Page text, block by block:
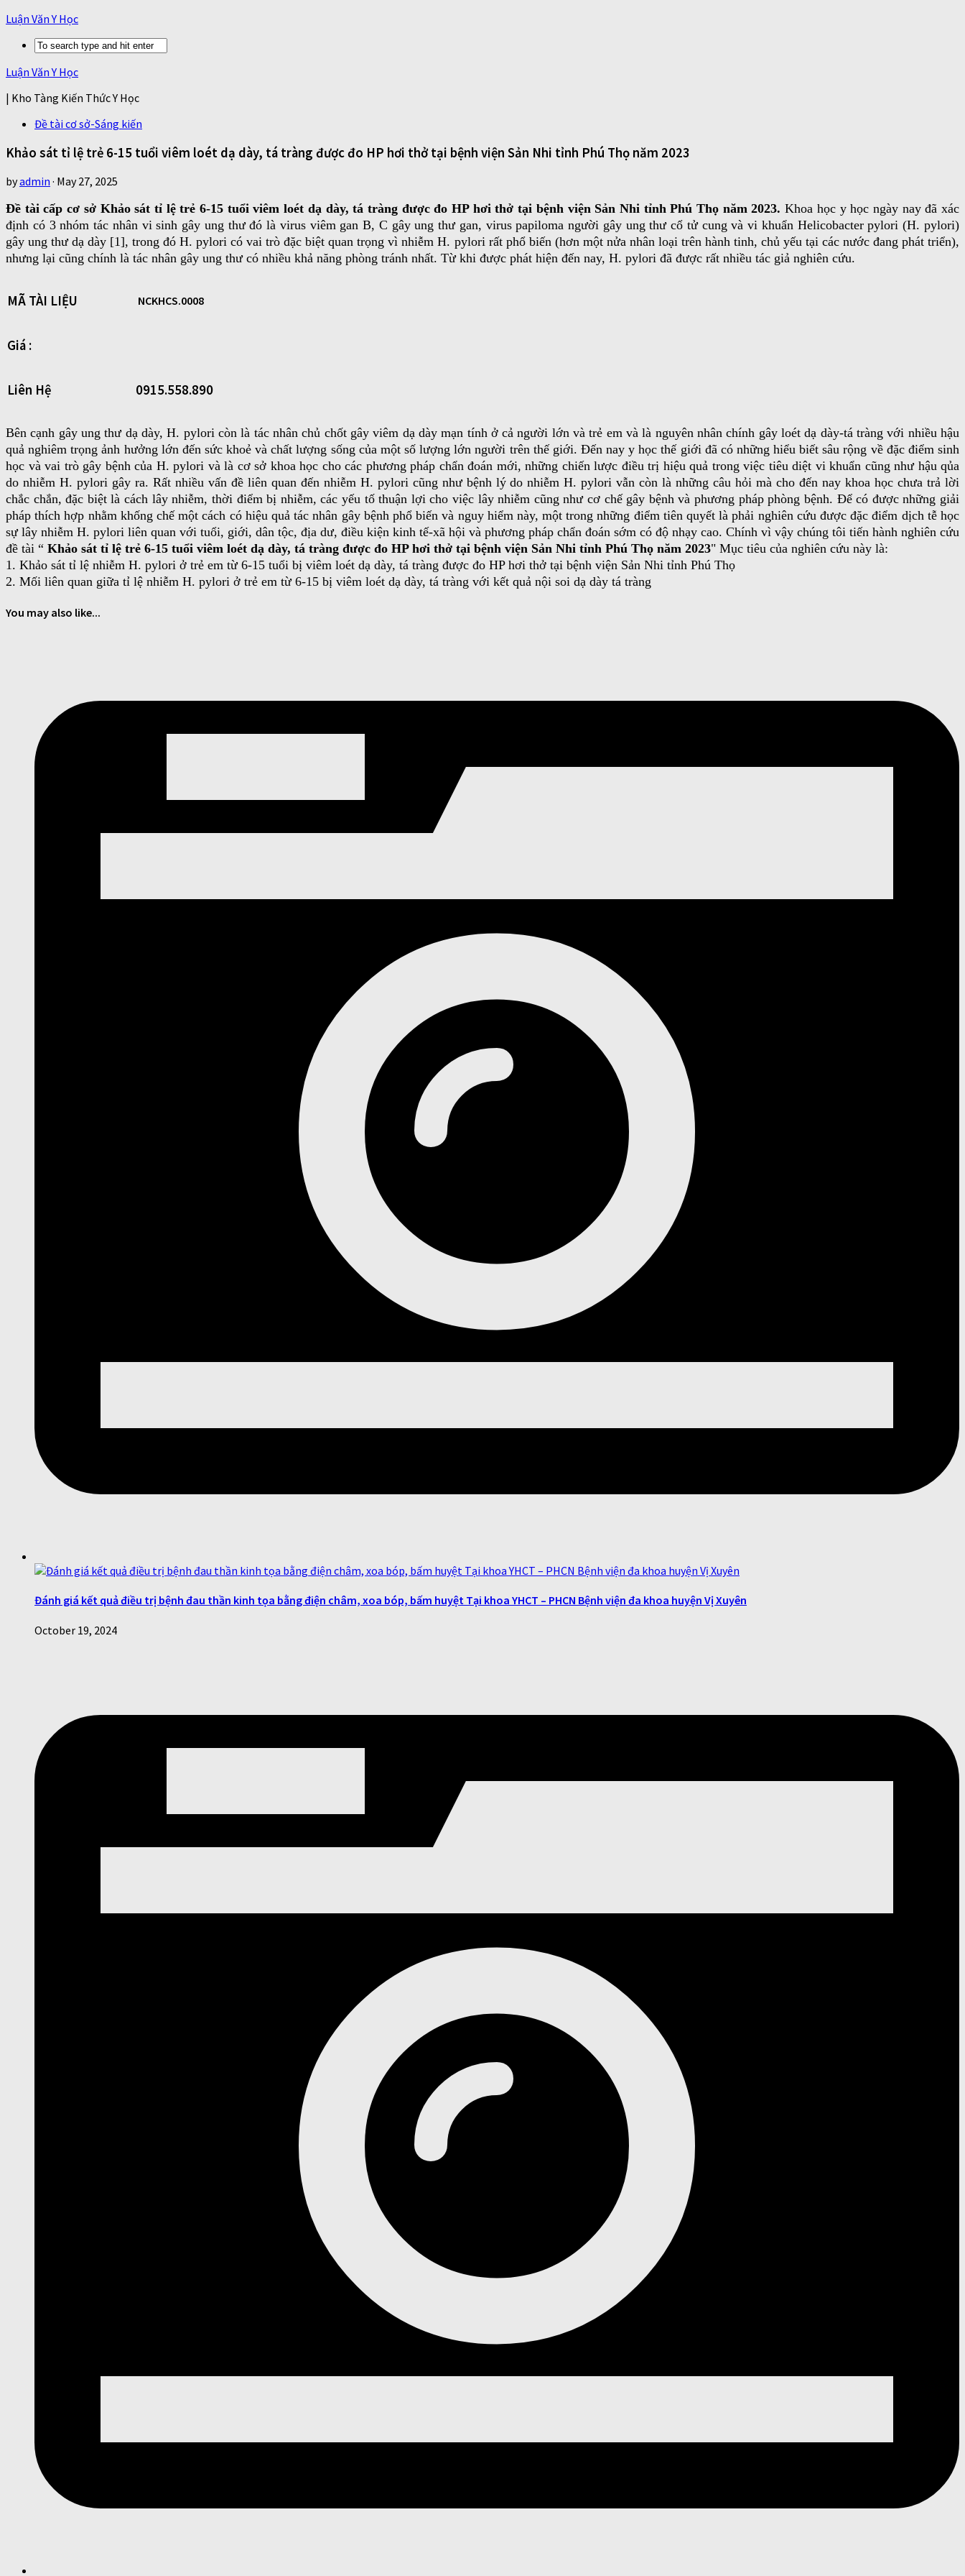
Luận Văn Y Học
Luận Văn Y Học
| Kho Tàng Kiến Thức Y Học
Đề tài cơ sở-Sáng kiến
Khảo sát tỉ lệ trẻ 6-15 tuổi viêm loét dạ dày, tá tràng được đo HP hơi thở tại bệnh viện Sản Nhi tỉnh Phú Thọ năm 2023
byadmin · May 27, 2025
Đề tài cấp cơ sở Khảo sát tỉ lệ trẻ 6-15 tuổi viêm loét dạ dày, tá tràng được đo HP hơi thở tại bệnh viện Sản Nhi tỉnh Phú Thọ năm 2023.Khoa học y học ngày nay đã xác
định có 3 nhóm tác nhân vi sinh gây ung thư đó là virus viêm gan B, C gây ung thư gan, virus papiloma người gây ung thư cổ tử cung và vi khuẩn Helicobacter pylori (H. pylori)
gây ung thư dạ dày [1], trong đó H. pylori có vai trò đặc biệt quan trọng vì nhiễm H. pylori rất phổ biến (hơn một nửa nhân loại trên hành tinh, chủ yếu tại các nước đang phát triển),
nhưng lại cũng chính là tác nhân gây ung thư có nhiều khả năng phòng tránh nhất. Từ khi được phát hiện đến nay, H. pylori đã được rất nhiều tác giả nghiên cứu.
MÃ TÀI LIỆU NCKHCS.0008
Giá :
Liên Hệ 0915.558.890
Bên cạnh gây ung thư dạ dày, H. pylori còn là tác nhân chủ chốt gây viêm dạ dày mạn tính ở cả người lớn và trẻ em và là nguyên nhân chính gây loét dạ dày-tá tràng với nhiều hậu
quả nghiêm trọng ảnh hưởng lớn đến sức khoẻ và chất lượng sống của một số lượng lớn người trên thế giới. Đến nay y học thế giới đã có những hiểu biết sâu rộng về đặc điểm sinh
học và vai trò gây bệnh của H. pylori và là cơ sở khoa học cho các phương pháp chẩn đoán mới, những chiến lược điều trị hiệu quả trong việc tiêu diệt vi khuẩn cũng như hậu qủa
do nhiễm H. pylori gây ra. Rất nhiều vấn đề liên quan đến nhiễm H. pylori cũng như bệnh lý do nhiễm H. pylori vẫn còn là những câu hỏi mà cho đến nay khoa học chưa trả lời
chắc chắn, đặc biệt là cách lây nhiễm, thời điểm bị nhiễm, các yếu tố thuận lợi cho việc lây nhiễm cũng như cơ chế gây bệnh và phương pháp phòng bệnh. Để có được những giải
pháp thích hợp nhằm khống chế một cách có hiệu quả tác nhân gây bệnh phổ biến và nguy hiểm này, một trong những điểm tiên quyết là phải nghiên cứu được đặc điểm dịch tễ học
sự lây nhiễm H. pylori liên quan với tuổi, giới, dân tộc, địa dư, điều kiện kinh tế-xã hội và phương pháp chẩn đoán sớm có độ nhạy cao. Chính vì vậy chúng tôi tiến hành nghiên cứu
đề tài “ Khảo sát tỉ lệ trẻ 6-15 tuổi viêm loét dạ dày, tá tràng được đo HP hơi thở tại bệnh viện Sản Nhi tỉnh Phú Thọ năm 2023" Mục tiêu của nghiên cứu này là:
1. Khảo sát tỉ lệ nhiễm H. pylori ở trẻ em từ 6-15 tuổi bị viêm loét dạ dày, tá tràng được đo HP hơi thở tại bệnh viện Sản Nhi tỉnh Phú Thọ
2. Mối liên quan giữa tỉ lệ nhiễm H. pylori ở trẻ em từ 6-15 bị viêm loét dạ dày, tá tràng với kết quả nội soi dạ dày tá tràng
You may also like...
Đánh giá kết quả điều trị bệnh đau thần kinh tọa bằng điện châm, xoa bóp, bấm huyệt Tại khoa YHCT – PHCN Bệnh viện đa khoa huyện Vị Xuyên
October 19, 2024